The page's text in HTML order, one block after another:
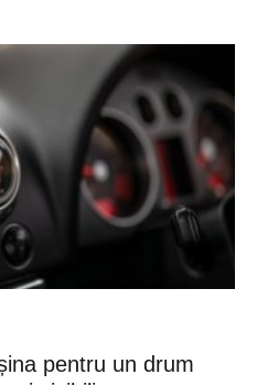
pentru un drum